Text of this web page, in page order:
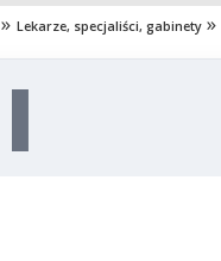
Lekarze, specjaliści, gabinety
I